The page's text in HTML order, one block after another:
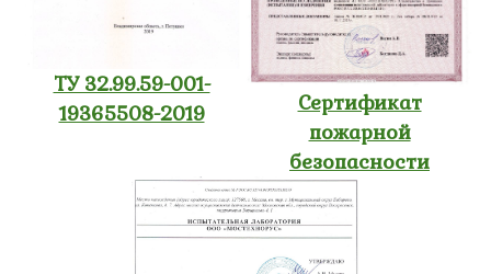
ТУ 32.99.59-001-
19365508-2019
Сертификат
пожарной
безопасности